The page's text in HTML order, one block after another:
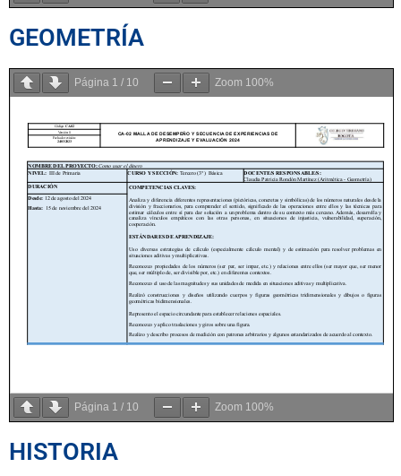
GEOMETRÍA
Página 1 / 10 Zoom 100%
Página 1 / 10 Zoom 100%
HISTORIA